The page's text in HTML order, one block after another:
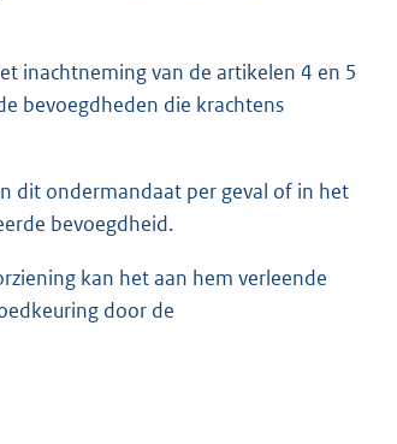
inachtneming van de artikelen 4 en 5
bevoegdheden die krachtens
dit ondermandaat per geval of in het
bevoegdheid.
kan het aan hem verleende
door de